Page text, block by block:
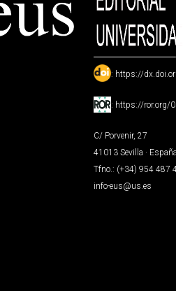
: https://
: https://ror.org/
C/ Porvenir, 27
41013 Sevilla · España
Tfno.: (+34) 954 487
info-eus@us.es